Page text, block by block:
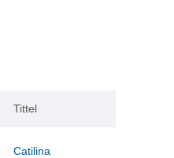
Tittel
Catilina